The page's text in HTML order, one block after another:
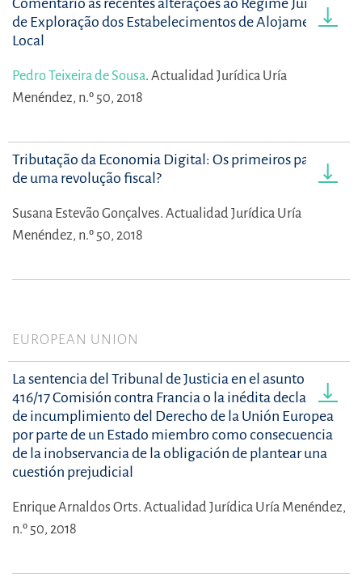
Comentário às recentes alterações ao Regime Jurídico
de Exploração dos Estabelecimentos de Alojamento
Local
Pedro Teixeira de Sousa. Actualidad Jurídica Uría
Menéndez, n.º 50, 2018
Tributação da Economia Digital: Os primeiros passos
de uma revolução fiscal?
Susana Estevão Gonçalves. Actualidad Jurídica Uría
Menéndez, n.º 50, 2018
EUROPEAN UNION
La sentencia del Tribunal de Justicia en el asunto C-
416/17 Comisión contra Francia o la inédita declaración
de incumplimiento del Derecho de la Unión Europea
por parte de un Estado miembro como consecuencia
de la inobservancia de la obligación de plantear una
cuestión prejudicial
Enrique Arnaldos Orts. Actualidad Jurídica Uría Menéndez,
n.º 50, 2018